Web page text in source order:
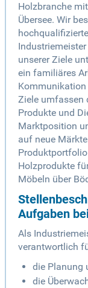
Holzbranche
Übersee. Wir
unserer Ziele
ein familiäres
Kommunikation
Ziele umfassen
Produkte und
Marktposition
auf neue
Holzprodukte
Möbeln über
Aufgaben
Als
verantwortlich
die Planung
die